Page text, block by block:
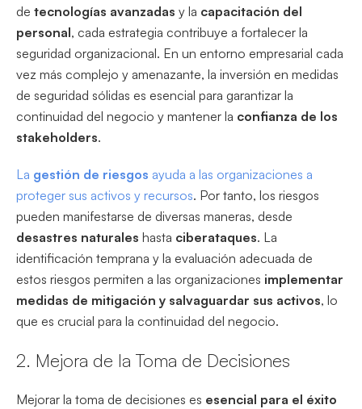
de tecnologías avanzadas y la capacitación del
personal, cada estrategia contribuye a fortalecer la
seguridad organizacional. En un entorno empresarial cada
vez más complejo y amenazante, la inversión en medidas
de seguridad sólidas es esencial para garantizar la
continuidad del negocio y mantener la confianza de los
stakeholders.
La gestión de riesgos ayuda a las organizaciones a
proteger sus activos y recursos. Por tanto, los riesgos
pueden manifestarse de diversas maneras, desde
desastres naturales hasta ciberataques. La
identificación temprana y la evaluación adecuada de
estos riesgos permiten a las organizaciones implementar
medidas de mitigación y salvaguardar sus activos, lo
que es crucial para la continuidad del negocio.
2. Mejora de la Toma de Decisiones
Mejorar la toma de decisiones es esencial para el éxito